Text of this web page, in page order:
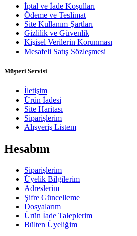
İptal ve İade Koşulları
Ödeme ve Teslimat
Site Kullanım Şartları
Gizlilik ve Güvenlik
Kişisel Verilerin Korunması
Mesafeli Satış Sözleşmesi
Müşteri Servisi
İletişim
Ürün İadesi
Site Haritası
Siparişlerim
Alışveriş Listem
Hesabım
Siparişlerim
Üyelik Bilgilerim
Adreslerim
Şifre Güncelleme
Dosyalarım
Ürün İade Taleplerim
Bülten Üyeliğim